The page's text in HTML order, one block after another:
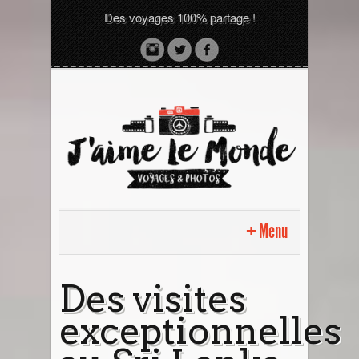
Des voyages 100% partage !
Menu
Accueil
Sri Lanka avec moi
Des visites
exceptionnelles